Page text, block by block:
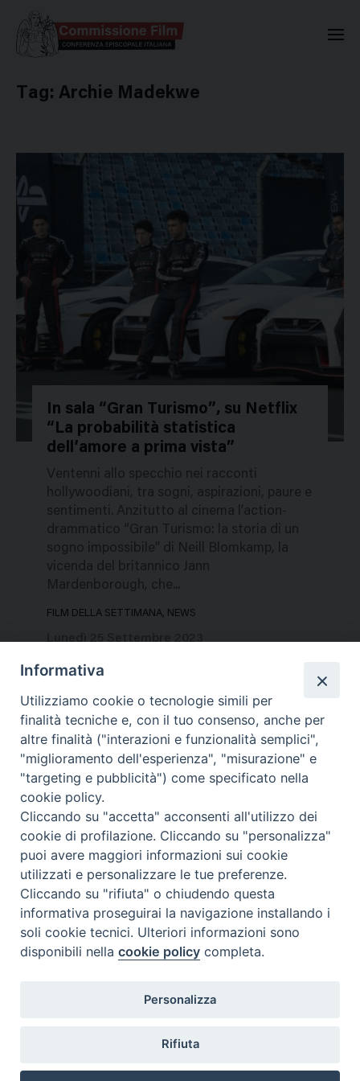
Tag: Archie Madekwe
In sala “Gran Turismo”, su Netflix
“La probabilità statistica
dell’amore a prima vista”
Ventenni allo specchio nei racconti
hollywoodiani, tra sogni, aspirazioni, paure e
sentimenti. Anzitutto al cinema l’action-
drammatico “Gran Turismo: la storia di un
sogno impossibile” di Neill Blomkamp, la
vicenda del britannico Jann
Mardenborough, che...
FILM DELLA SETTIMANA, NEWS
Contatti & Info
C.ne Aurelia, 50 – 00165 Roma
Contatti
Scrivi a: cnvf@chiesacattolica.it
Informativa
Utilizziamo cookie o tecnologie simili per
finalità tecniche e, con il tuo consenso, anche per
altre finalità ("interazioni e funzionalità semplici",
"miglioramento dell'esperienza", "misurazione" e
"targeting e pubblicità") come specificato nella
cookie policy.
Cliccando su "accetta" acconsenti all'utilizzo dei
cookie di profilazione. Cliccando su "personalizza"
puoi avere maggiori informazioni sui cookie
utilizzati e personalizzare le tue preferenze.
Cliccando su "rifiuta" o chiudendo questa
informativa proseguirai la navigazione installando i
soli cookie tecnici. Ulteriori informazioni sono
disponibili nellacookie policy completa.
Personalizza
Rifiuta